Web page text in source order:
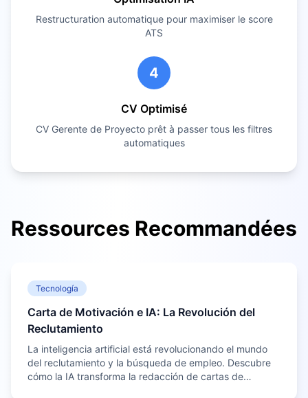
Restructuration automatique pour maximiser le score
ATS
4
CV Optimisé
CV Gerente de Proyecto prêt à passer tous les filtres
automatiques
Ressources Recommandées
Tecnología
Carta de Motivación e IA: La Revolución del
Reclutamiento
La inteligencia artificial está revolucionando el mundo
del reclutamiento y la búsqueda de empleo. Descubre
cómo la IA transforma la redacción de cartas de